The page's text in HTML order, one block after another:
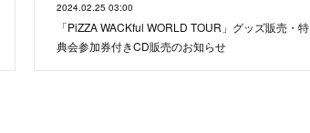
2024.02.25 03:00
「PiZZA WACKful WORLD TOUR」グッズ販売・特
典会参加券付きCD販売のお知らせ